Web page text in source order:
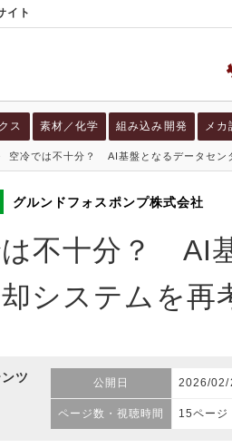
イト
ス 素材／化学 組み込み開発 メカ
空冷では不十分？ AI基盤となるデータセン
グルンドフォスポンプ株式会社
不十分？ AI
システムを再
ツ
公開日 2026/02/
ページ数・視聴時間 15ページ